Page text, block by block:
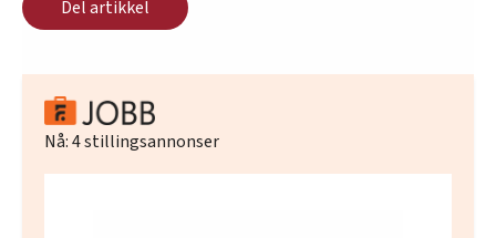
Del artikkel
Nå:4stillingsannonser